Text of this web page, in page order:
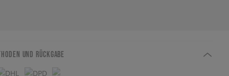
UND RÜCKGABE